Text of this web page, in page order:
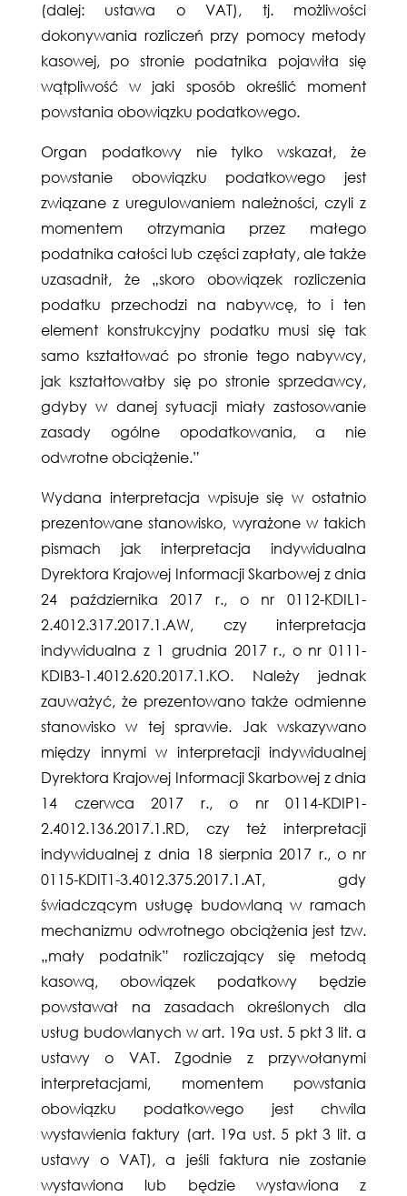
(dalej: ustawa o VAT), tj. możliwości
dokonywania rozliczeń przy pomocy metody
kasowej, po stronie podatnika pojawiła się
wątpliwość w jaki sposób określić moment
powstania obowiązku podatkowego.
Organ podatkowy nie tylko wskazał, że
powstanie obowiązku podatkowego jest
związane z uregulowaniem należności, czyli z
momentem otrzymania przez małego
podatnika całości lub części zapłaty, ale także
uzasadnił, że „skoro obowiązek rozliczenia
podatku przechodzi na nabywcę, to i ten
element konstrukcyjny podatku musi się tak
samo kształtować po stronie tego nabywcy,
jak kształtowałby się po stronie sprzedawcy,
gdyby w danej sytuacji miały zastosowanie
zasady ogólne opodatkowania, a nie
odwrotne obciążenie.”
Wydana interpretacja wpisuje się w ostatnio
prezentowane stanowisko, wyrażone w takich
pismach jak interpretacja indywidualna
Dyrektora Krajowej Informacji Skarbowej z dnia
24 października 2017 r., o nr 0112-KDIL1-
2.4012.317.2017.1.AW, czy interpretacja
indywidualna z 1 grudnia 2017 r., o nr 0111-
KDIB3-1.4012.620.2017.1.KO. Należy jednak
zauważyć, że prezentowano także odmienne
stanowisko w tej sprawie. Jak wskazywano
między innymi w interpretacji indywidualnej
Dyrektora Krajowej Informacji Skarbowej z dnia
14 czerwca 2017 r., o nr 0114-KDIP1-
2.4012.136.2017.1.RD, czy też interpretacji
indywidualnej z dnia 18 sierpnia 2017 r., o nr
0115-KDIT1-3.4012.375.2017.1.AT, gdy
świadczącym usługę budowlaną w ramach
mechanizmu odwrotnego obciążenia jest tzw.
„mały podatnik” rozliczający się metodą
kasową, obowiązek podatkowy będzie
powstawał na zasadach określonych dla
usług budowlanych w art. 19a ust. 5 pkt 3 lit. a
ustawy o VAT. Zgodnie z przywołanymi
interpretacjami, momentem powstania
obowiązku podatkowego jest chwila
wystawienia faktury (art. 19a ust. 5 pkt 3 lit. a
ustawy o VAT), a jeśli faktura nie zostanie
wystawiona lub będzie wystawiona z